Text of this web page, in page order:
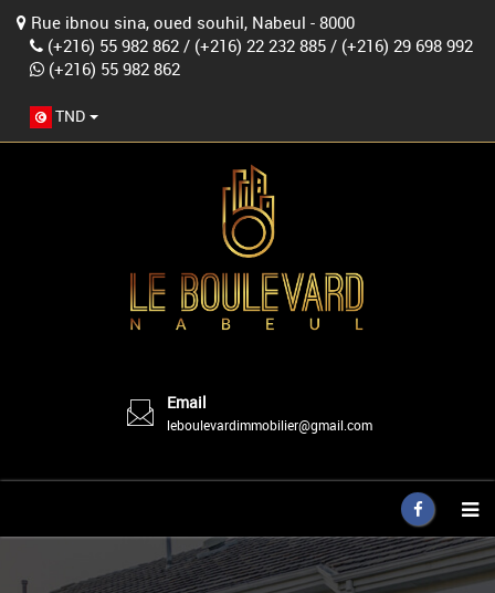
Rue ibnou sina, oued souhil, Nabeul - 8000
(+216) 55 982 862 / (+216) 22 232 885 / (+216) 29 698 992
(+216) 55 982 862
TND
Email
leboulevardimmobilier@gmail.com